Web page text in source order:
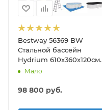
Bestway 56369 BW
Стальной бассейн
Hydrium 610х360х120см,
19929л, песч.фил.-нас
подст.
Мало
98 800 руб.